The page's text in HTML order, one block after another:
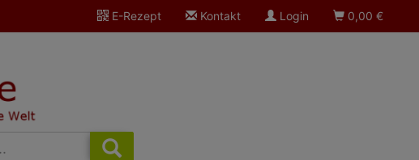
E-Rezept Kontakt Login 0,00 €